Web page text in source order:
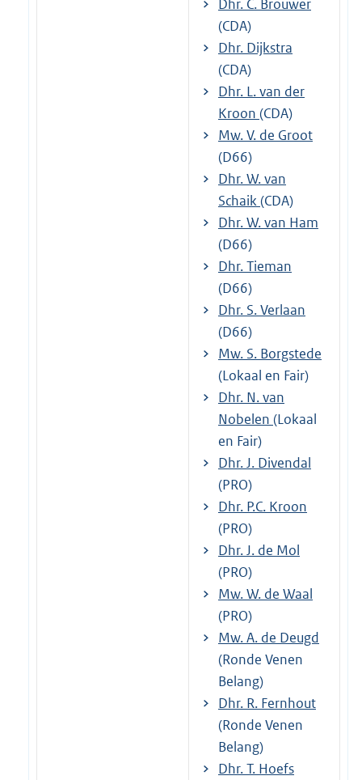
Dhr. C. Brouwer
(CDA)
Dhr. Dijkstra
(CDA)
Dhr. L. van der
Kroon (CDA)
Mw. V. de Groot
(D66)
Dhr. W. van
Schaik(CDA)
Dhr. W. van Ham
(D66)
Dhr. Tieman
(D66)
Dhr. S. Verlaan
(D66)
Mw. S. Borgstede
(Lokaal en Fair)
Dhr. N. van
Nobelen (Lokaal
en Fair)
Dhr. J. Divendal
(PRO)
Dhr. P.C. Kroon
(PRO)
Dhr. J. de Mol
(PRO)
Mw. W. de Waal
(PRO)
Mw. A. de Deugd
(Ronde Venen
Belang)
Dhr. R. Fernhout
(Ronde Venen
Belang)
Dhr. T. Hoefs